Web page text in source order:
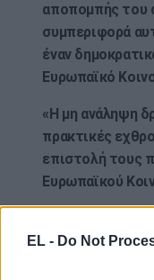
EL - Do Not
αποπομπής του
συμπεριφορά
έναν
Ευρωπαϊκό
«Η μη ανάληψη
πρακτικές
επιστολή τους
Ευρωπαϊκού